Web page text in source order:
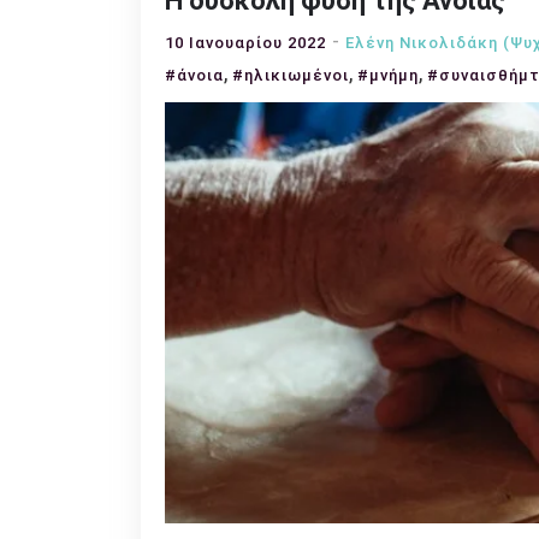
10 Ιανουαρίου 2022 Ελένη Νικολιδάκη
#άνοια, #ηλικιωμένοι, #μνήμη,